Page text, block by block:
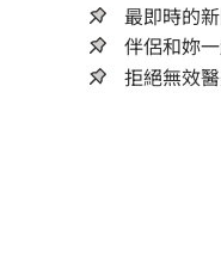
最即時的
伴侶和妳
拒絕無效